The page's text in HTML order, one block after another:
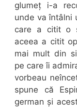
glumeț i-a
unde va întâlni
care a citit o
aceea a citit
mai mult din
pe care îi
vorbeau
spune că
german și